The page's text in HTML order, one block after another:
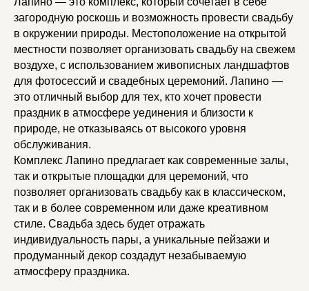
загородную роскошь и возможность провести свадьбу
в окружении природы. Местоположение на открытой
местности позволяет организовать свадьбу на свежем
воздухе, с использованием живописных ландшафтов
для фотосессий и свадебных церемоний. Лапино —
это отличный выбор для тех, кто хочет провести
праздник в атмосфере уединения и близости к
природе, не отказываясь от высокого уровня
обслуживания.
Комплекс Лапино предлагает как современные залы,
так и открытые площадки для церемоний, что
позволяет организовать свадьбу как в классическом,
так и в более современном или даже креативном
стиле. Свадьба здесь будет отражать
индивидуальность пары, а уникальные пейзажи и
продуманный декор создадут незабываемую
атмосферу праздника.